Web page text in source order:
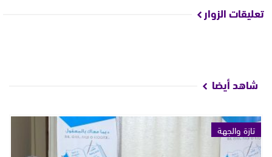
تعليقات الزوار
شاهد أيضا
تازة والجهة